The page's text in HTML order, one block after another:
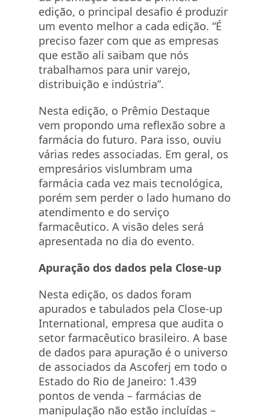
edição, o principal desafio é produzir
um evento melhor a cada edição. “É
preciso fazer com que as empresas
que estão ali saibam que nós
trabalhamos para unir varejo,
distribuição e indústria”.
Nesta edição, o Prêmio Destaque
vem propondo uma reflexão sobre a
farmácia do futuro. Para isso, ouviu
várias redes associadas. Em geral, os
empresários vislumbram uma
farmácia cada vez mais tecnológica,
porém sem perder o lado humano do
atendimento e do serviço
farmacêutico. A visão deles será
apresentada no dia do evento.
Apuração dos dados pela Close-up
Nesta edição, os dados foram
apurados e tabulados pela Close-up
International, empresa que audita o
setor farmacêutico brasileiro. A base
de dados para apuração é o universo
de associados da Ascoferj em todo o
Estado do Rio de Janeiro: 1.439
pontos de venda – farmácias de
manipulação não estão incluídas –